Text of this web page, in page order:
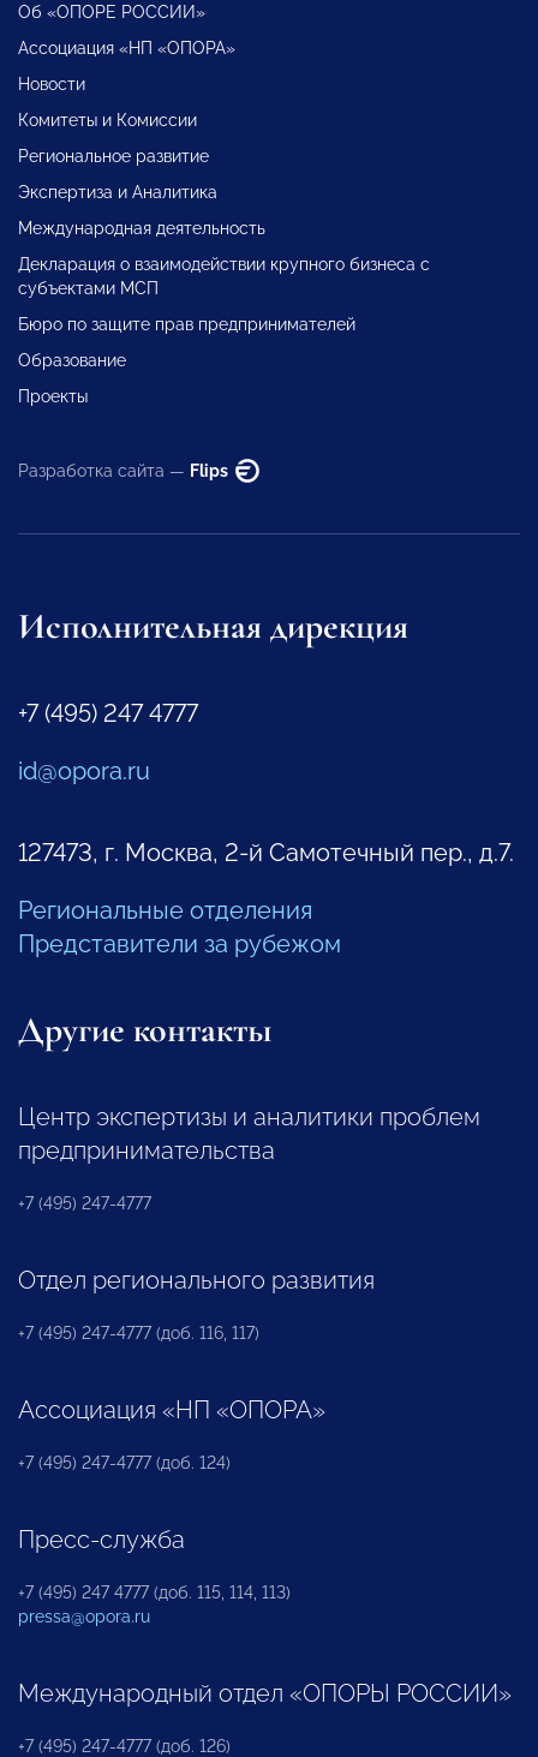
Об «ОПОРЕ РОССИИ»
Ассоциация «НП «ОПОРА»
Новости
Комитеты и Комиссии
Региональное развитие
Экспертиза и Аналитика
Международная деятельность
Декларация о взаимодействии крупного бизнеса с
субъектами МСП
Бюро по защите прав предпринимателей
Образование
Проекты
Разработка сайта — Flips
Исполнительная дирекция
+7 (495) 247 4777
id@opora.ru
127473, г. Москва, 2-й Самотечный пер., д.7.
Региональные отделения
Представители за рубежом
Другие контакты
Центр экспертизы и аналитики проблем
предпринимательства
+7 (495) 247-4777
Отдел регионального развития
+7 (495) 247-4777 (доб. 116, 117)
Ассоциация «НП «ОПОРА»
+7 (495) 247-4777 (доб. 124)
Пресс-служба
+7 (495) 247 4777 (доб. 115, 114, 113)
pressa@opora.ru
Международный отдел «ОПОРЫ РОССИИ»
+7 (495) 247-4777 (доб. 126)